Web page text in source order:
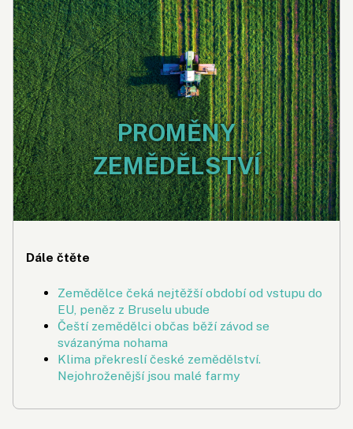
PROMĚNY
ZEMĚDĚLSTVÍ
Dále čtěte
Zemědělce čeká nejtěžší období od vstupu do
EU, peněz z Bruselu ubude
Čeští zemědělci občas běží závod se
svázanýma nohama
Klima překreslí české zemědělství.
Nejohroženější jsou malé farmy